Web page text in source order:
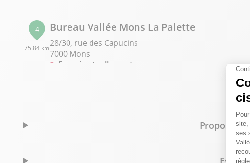
4
75.84 km
Bureau Vallée Mons La Palette
28/30, rue des Capucins
7000 Mons
Fermé actuellement
Proposez-
Est-il